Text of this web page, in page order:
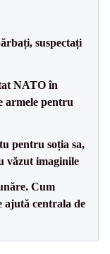
suspectați
NATO în
armele pentru
pentru soția sa,
văzut imaginile
Cum
ajută centrala de